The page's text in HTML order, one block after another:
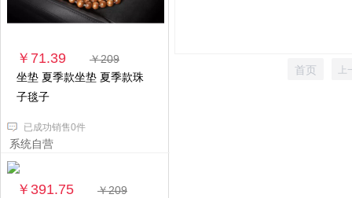
￥71.39
￥209
坐垫 夏季款坐垫 夏季款珠
子毯子
已成功销售0件
系统自营
￥391.75
￥209
首页 上